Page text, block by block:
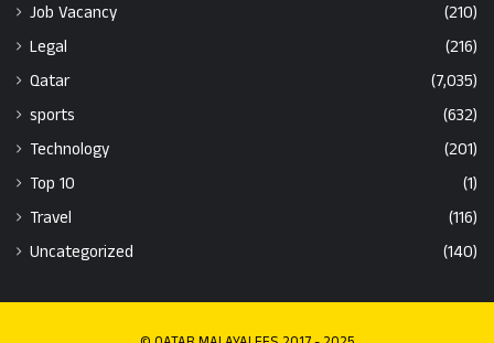
Job Vacancy
(210)
Legal
(216)
Qatar
(7,035)
sports
(632)
Technology
(201)
Top 10
(1)
Travel
(116)
Uncategorized
(140)